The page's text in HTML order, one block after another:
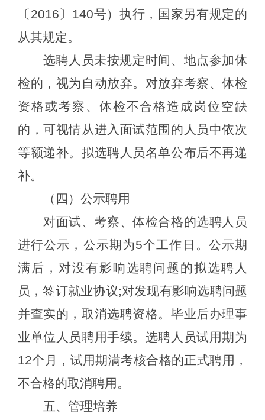
〔2016〕140号）执行，国家另有规定的
从其规定。
选聘人员未按规定时间、地点参加体
检的，视为自动放弃。对放弃考察、体检
资格或考察 、 体检不合格造成岗位空缺
的，可视情从进入面试范围的人员中依次
等额递补。拟选聘人员名单公布后不再递
补。
（ 四 ）公示聘用
对面试、考察、体检合格的选聘人员
进行公示，公示期为5个工作日。公示期
满后，对没有影响选聘问题的拟选聘人
员 ，签订就业协议;对发现有影响选聘问题
并查实的，取消选聘资格。毕业后办理事
业单位人员聘用手续。 选聘人员试用期为
12个月，试用期满考核合格的正式聘用，
不合格的取消聘用。
五、管理培养